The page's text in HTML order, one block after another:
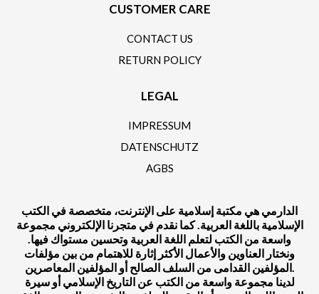
CUSTOMER CARE
CONTACT US
RETURN POLICY
LEGAL
IMPRESSUM
DATENSCHUTZ
AGBS
الدارمي هي مكتبة إسلامية على الإنترنت، متخصصة في الكتب
الإسلامية باللغة العربية. كما نقدم في متجرنا الإلكتروني مجموعة
واسعة من الكتب لتعلم اللغة العربية وتحسين مستواك فيها.
ونختار العناوين والأعمال الأكثر إثارة للاهتمام من بين مؤلفات
المؤلفين القدامى من السلف الصالح أو المؤلفين المعاصرين.
لدينا مجموعة واسعة من الكتب عن التاريخ الإسلامي أو سيرة